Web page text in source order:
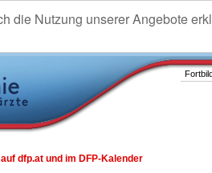
die Nutzung unserer Angebote
dfp.at und im DFP-Kalender